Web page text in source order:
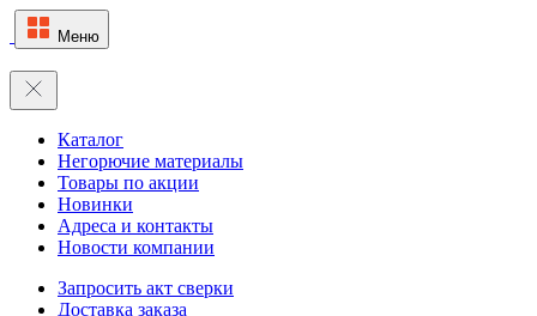
Меню
Каталог
Негорючие материалы
Товары по акции
Новинки
Адреса и контакты
Новости компании
Запросить акт сверки
Доставка заказа